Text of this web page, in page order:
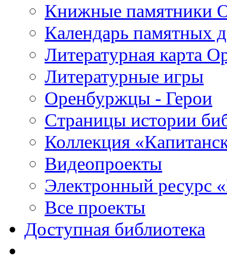
Книжные памятники
Календарь памятных
Литературная карта
Литературные игры
Оренбуржцы - Герои
Страницы истории
Коллекция
Видеопроекты
Электронный ресурс
Все проекты
Доступная библиотека